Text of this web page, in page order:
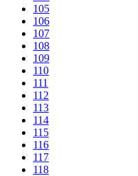
105
106
107
108
109
110
111
112
113
114
115
116
117
118